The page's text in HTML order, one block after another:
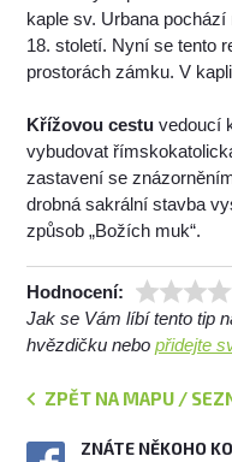
kaple sv. Urbana
18. století. Nyní se tento
prostorách zámku. V
Křížovou cestu vedoucí
vybudovat
zastavení se
drobná sakrální stavba
způsob „Božích muk“.
Hodnocení:
Jak se Vám líbí tento tip
hvězdičku nebopřidejte
ZPĚT NA MAPU /
ZNÁTE NĚKOHO